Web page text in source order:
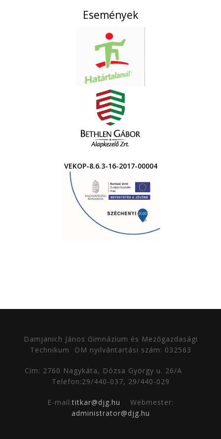
Események
VEKOP-8.6.3-16-2017-00004
Damjanich János Gimnázium és Mezőgazdasági
Technikum
OM nyilvántartási szám: 032563
Cím: 2760 Nagykáta, Dózsa György u. 26/A
Telefon:29/440-037, 29/440-029
E-mail:titkar@djg.hu
Webmester:
administrator@djg.hu